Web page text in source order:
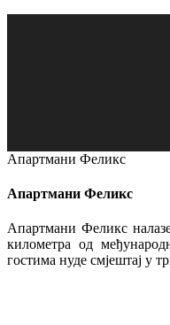
Апартмани Феликс
Апартмани Феликс
Апартмани Феликс
километра од
гостима нуде смјештај у